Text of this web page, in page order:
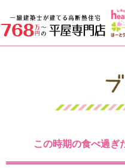
この時期の食べ過ぎ